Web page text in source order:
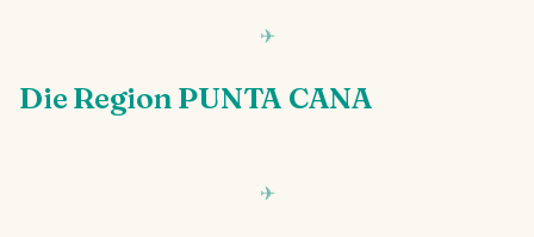
Die Region PUNTA CANA